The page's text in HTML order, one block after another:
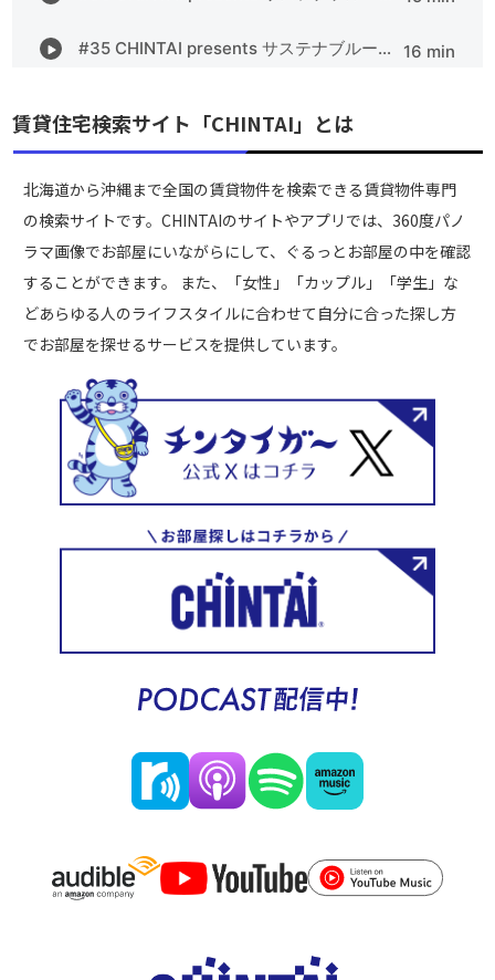
賃貸住宅検索サイト「CHINTAI」とは
北海道から沖縄まで全国の賃貸物件を検索できる賃貸物件専門
の検索サイトです。CHINTAIのサイトやアプリでは、360度パノ
ラマ画像でお部屋にいながらにして、ぐるっとお部屋の中を確認
することができます。 また、「女性」「カップル」「学生」な
どあらゆる人のライフスタイルに合わせて自分に合った探し方
でお部屋を探せるサービスを提供しています。